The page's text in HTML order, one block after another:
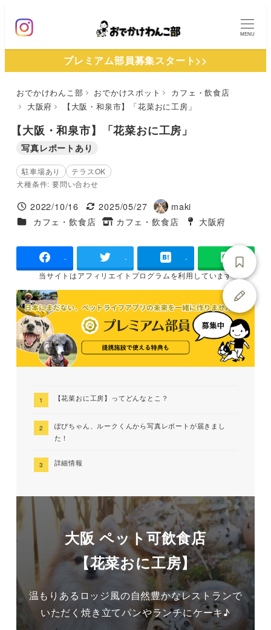
ン
MENU
プレミアム部員募集スタート>>
おでかけわんこ部 おでかけスポット
カフェ・飲食店
大阪府
【大阪・和泉市】「花菜おに工房」
【大阪・和泉市】「花菜おに工房」
写真レポートあり
駐車場あり
テラスOK
犬種条件: 要問い合わせ
投稿日
2022/10/16
更新日
2025/05/27
著
者
maki
施設ジャンル
カフェ・飲食店
タグ
カフェ・飲食店
タグ
大阪府
- - -
当サイトはアフィリエイトプログラムを利用しています
【花菜おに工房】ってどんなとこ？
ぽぴちゃん、ルークくんから写真レポートが届きまし
た！
詳細情報
大阪 ペット可飲食店
【花菜おに工房】
温もりあるロッジ風の自然豊かなレストランで
いただく焼き立てパンやランチにケーキ♪